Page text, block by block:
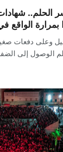
الحلم..
الواقع
وعلى دفعات
الوصول إلى